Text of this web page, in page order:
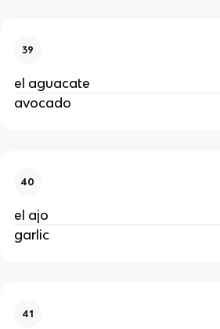
39
el aguacate
avocado
40
el ajo
garlic
41